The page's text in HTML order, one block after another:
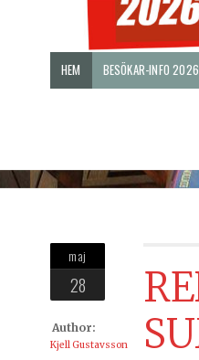
HEM BESÖKAR-INFO 2026
maj
28
Author:
Kjell Gustavsson